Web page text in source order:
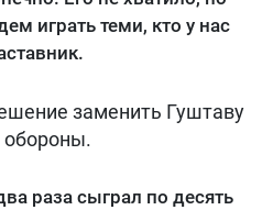
играть теми, кто у нас
заменить Гуштаву
обороны.
раза сыграл по десять